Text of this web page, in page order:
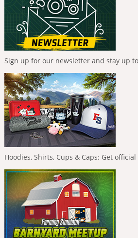
Sign up for our newsletter and stay up
Hoodies, Shirts, Cups & Caps: Get